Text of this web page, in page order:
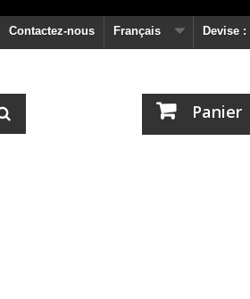
Devise :
Français
Contactez-nous
Panier